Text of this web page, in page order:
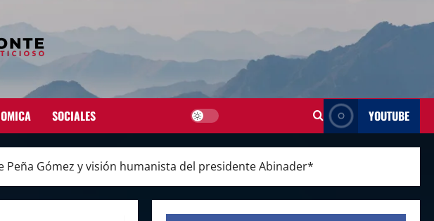
SOCIALES YOUTUBE
Gómez y visión humanista del presidente Abinader*